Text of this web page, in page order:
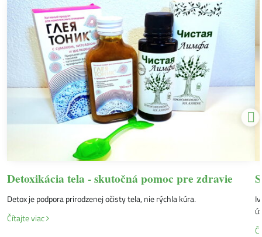
Detoxikácia tela - skutočná pomoc pre zdravie
Detox je podpora prirodzenej očisty tela, nie rýchla kúra.
Čítajte viac